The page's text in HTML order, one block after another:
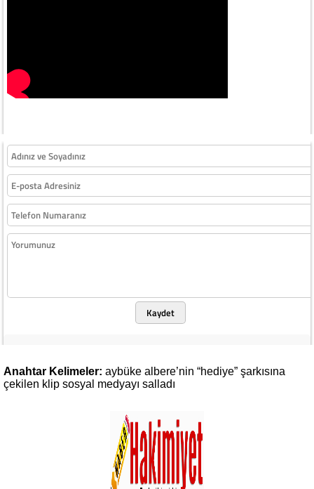
Kaydet
Anahtar Kelimeler: aybüke albere’nin “hediye” şarkısına
çekilen klip sosyal medyayı salladı